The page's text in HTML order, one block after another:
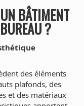
BÂTIMENT
?
des éléments
plafonds, des
et des matériaux